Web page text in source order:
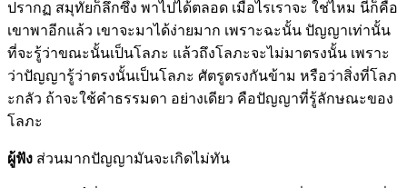
ปรากฏ สมุทัยก็ลึกซึ้ง พาไปได้ตลอด เมื่อไรเราจะ ใช่ไหม นี่ก็คือ
เขาพาอีกแล้ว เขาจะมาได้ง่ายมาก เพราะฉะนั้น ปัญญาเท่านั้น
ที่จะรู้ว่าขณะนั้นเป็นโลภะ แล้วถึงโลภะจะไม่มาตรงนั้น เพราะ
ว่าปัญญารู้ว่าตรงนั้นเป็นโลภะ ศัตรูตรงกันข้าม หรือว่าสิ่งที่โลภ
ะกลัว ถ้าจะใช้คำธรรมดา อย่างเดียว คือปัญญาที่รู้ลักษณะของ
โลภะ
ผู้ฟัง ส่วนมากปัญญามันจะเกิดไม่ทัน